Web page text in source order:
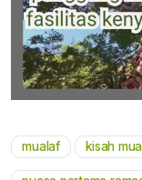
mualaf kisah